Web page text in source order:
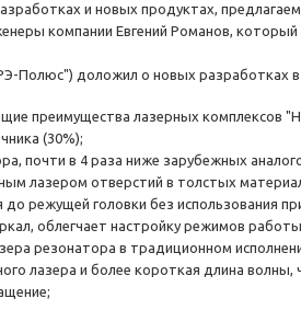
и новых продуктах,
компании Евгений Романов, который
Полюс") доложил о новых разработках в
преимущества лазерных комплексов
(30%);
почти в 4 раза ниже зарубежных
лазером отверстий в толстых
до режущей головки без использования
облегчает настройку режимов
резонатора в традиционном
лазера и более короткая длина